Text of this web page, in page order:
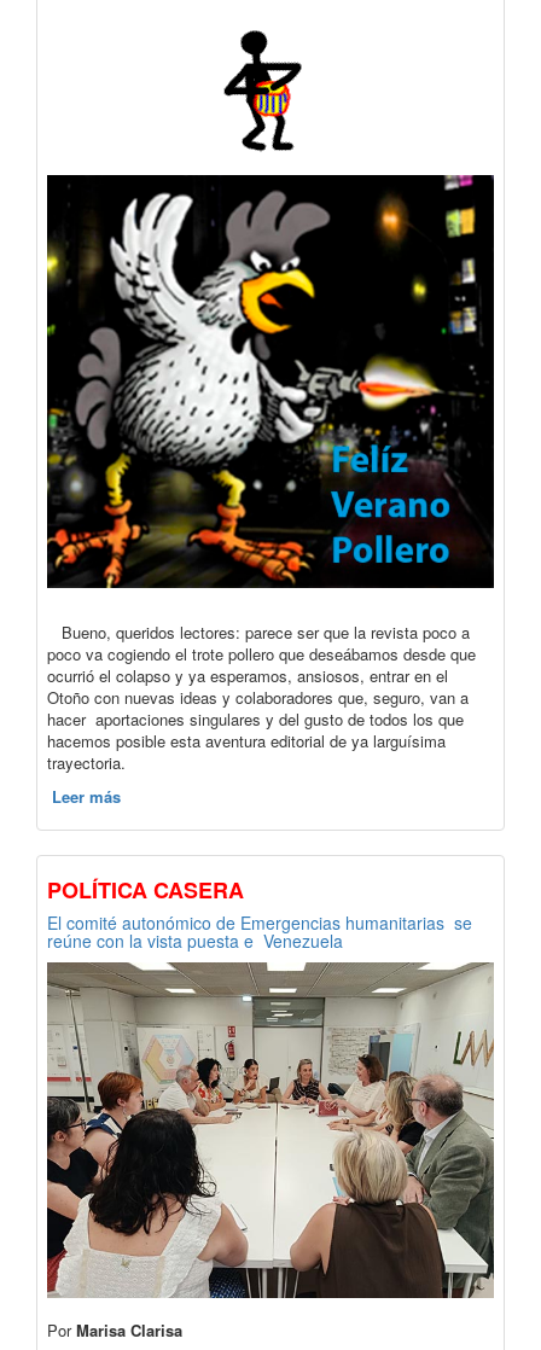
Bueno, queridos lectores: parece ser que la revista poco a
poco va cogiendo el trote pollero que deseábamos desde que
ocurrió el colapso y ya esperamos, ansiosos, entrar en el
Otoño con nuevas ideas y colaboradores que, seguro, van a
hacer aportaciones singulares y del gusto de todos los que
hacemos posible esta aventura editorial de ya larguísima
trayectoria.
Leer más
POLÍTICA CASERA
El comité autonómico de Emergencias humanitarias se
reúne con la vista puesta e Venezuela
PorMarisa Clarisa